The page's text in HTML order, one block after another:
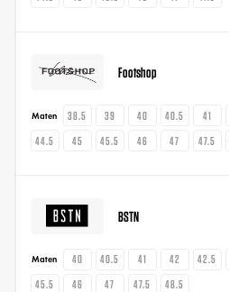
Footshop
Maten 38.5 39 40 40.5 41
44.5
45 45.5 46 47 47.5
BSTN
Maten 40 40.5 41 42 42.5
45.5
46 47 47.5 48.5